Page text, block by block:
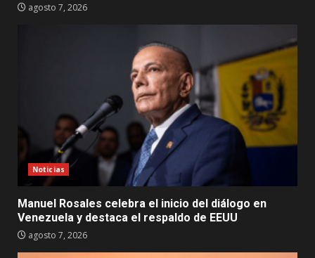
agosto 7, 2026
Noticias
Manuel Rosales celebra el inicio del diálogo en
Venezuela y destaca el respaldo de EEUU
agosto 7, 2026